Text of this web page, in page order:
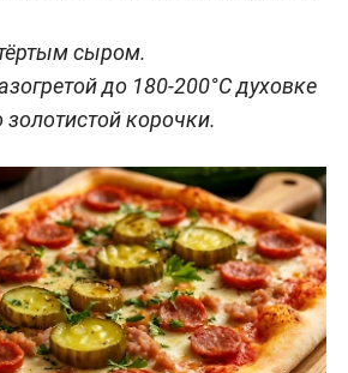
сыром.
до 180-200°C духовке
золотистой корочки.